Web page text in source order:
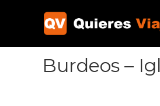
Burdeos –